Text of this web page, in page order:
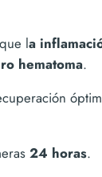
la
hematoma.
24 horas.